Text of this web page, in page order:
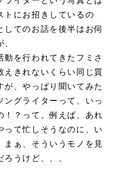
トにお招きしているの
てのお話を後半はお伺
を行われてきたフミさ
えきれないくらい同じ質
、やっぱり聞いてみた
グライターって、いっ
！？って。例えば、あれ
て忙しそうなのに、い
ぁ、そういうモノを見
うけど、、、